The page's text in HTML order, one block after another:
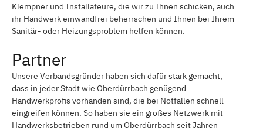
Klempner und Installateure, die wir zu Ihnen schicken, auch
ihr Handwerk einwandfrei beherrschen und Ihnen bei Ihrem
Sanitär- oder Heizungsproblem helfen können.
Partner
Unsere Verbandsgründer haben sich dafür stark gemacht,
dass in jeder Stadt wie Oberdürrbach genügend
Handwerkprofis vorhanden sind, die bei Notfällen schnell
eingreifen können. So haben sie ein großes Netzwerk mit
Handwerksbetrieben rund um Oberdürrbach seit Jahren